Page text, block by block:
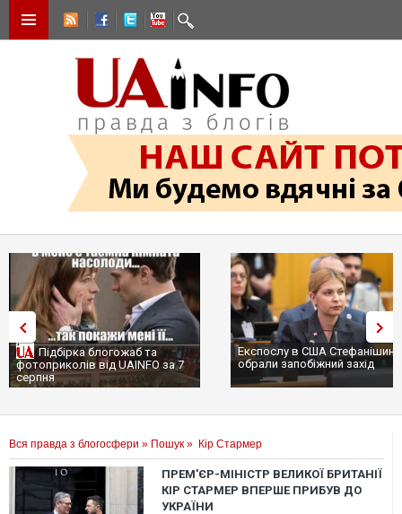
Підбірка блогожаб та
фотоприколів від UAINFO за 7
серпня
Експослу в США
обрали запобіжний захід
Вся правда з блогосфери » Пошук » Кір Стармер
ПРЕМ'ЄР-МІНІСТР ВЕЛИКОЇ БРИТАНІЇ
КІР СТАРМЕР ВПЕРШЕ ПРИБУВ ДО
УКРАЇНИ